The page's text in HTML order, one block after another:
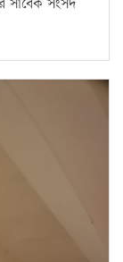
সাবেক সংসদ